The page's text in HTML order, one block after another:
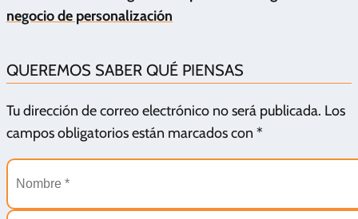
negocio de personalización
QUEREMOS SABER QUÉ PIENSAS
Tu dirección de correo electrónico no será publicada. Los
campos obligatorios están marcados con *